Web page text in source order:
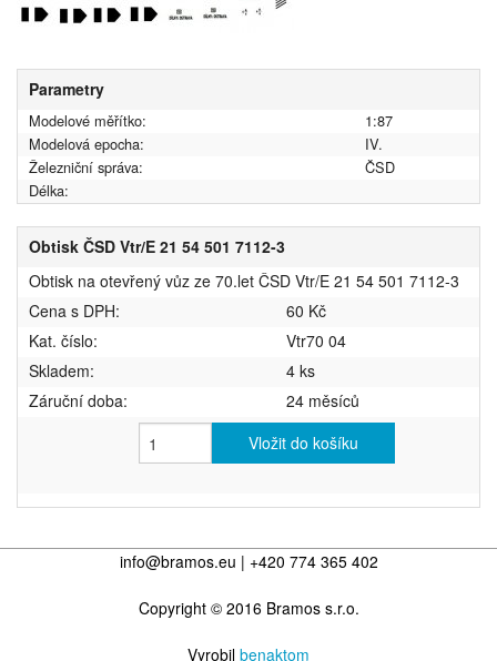
Parametry
Modelové měřítko:
1:87
Modelová epocha:
IV.
Železniční správa:
ČSD
Délka:
Obtisk ČSD Vtr/E 21 54 501 7112-3
Obtisk na otevřený vůz ze 70.let ČSD Vtr/E 21 54 501 7112-3
Cena s DPH:
60 Kč
Kat. číslo:
Vtr70 04
Skladem:
4 ks
Záruční doba:
24 měsíců
Vložit do košíku
info@bramos.eu | +420 774 365 402
Copyright © 2016 Bramos s.r.o.
Vyrobil benaktom